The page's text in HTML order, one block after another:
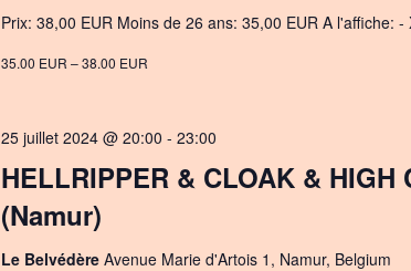
Prix: 38,00 EUR Moins de 26 ans: 35,00 EUR A l'affiche:
35.00 EUR – 38.00 EUR
HELLRIPPER & CLOAK & HIGH
(Namur)
25 juillet 2024 @ 20:00 - 23:00
Le Belvédère Avenue Marie d'Artois 1, Namur, Belgium